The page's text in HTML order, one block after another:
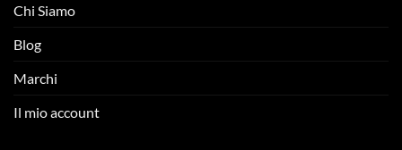
Chi Siamo
Blog
Marchi
Il mio account